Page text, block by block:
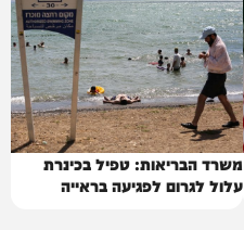
משרד הבריאות: טפיל בכינרת
עלול לגרום לפגיעה בראייה